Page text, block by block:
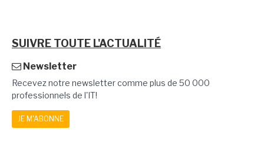
SUIVRE TOUTE L'ACTUALITÉ
Newsletter
Recevez notre newsletter comme plus de 50 000
professionnels de l'IT!
JE M'ABONNE